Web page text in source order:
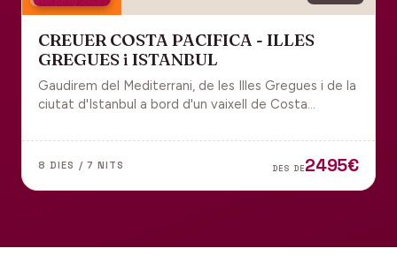
CREUER COSTA PACIFICA - ILLES
GREGUES i ISTANBUL
Gaudirem del Mediterrani, de les Illes Gregues i de la
ciutat d'Istanbul a bord d'un vaixell de Costa
8 DIES / 7 NITS DES DE2495€